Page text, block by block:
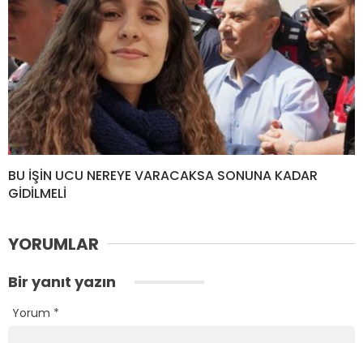
BU İŞİN UCU NEREYE VARACAKSA SONUNA KADAR
GİDİLMELİ
YORUMLAR
Bir yanıt yazın
Yorum *